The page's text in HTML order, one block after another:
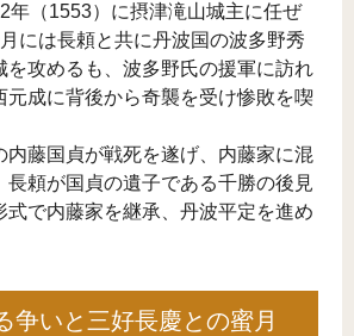
年（1553）に摂津滝山城主に任ぜ
には長頼と共に丹波国の波多野秀
を攻めるも、波多野氏の援軍に訪れ
元成に背後から奇襲を受け惨敗を喫
内藤国貞が戦死を遂げ、内藤家に混
長頼が国貞の遺子である千勝の後見
式で内藤家を継承、丹波平定を進め
争いと三好長慶との蜜月